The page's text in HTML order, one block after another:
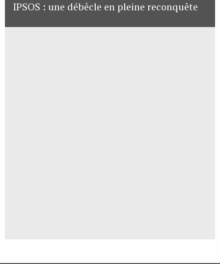
IPSOS : une débêcle en pleine reconquête